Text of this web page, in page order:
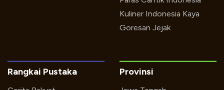
Kuliner Indonesia Kaya
Goresan Jejak
Rangkai Pustaka Provinsi